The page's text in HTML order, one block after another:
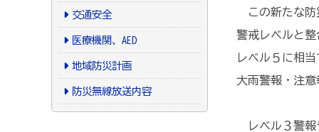
交通安全
医療機関、AED
地域防災計画
防災無線放送内容
この新たな防
警戒レベルと
レベル５に相
大雨警報・注
レベル３警報